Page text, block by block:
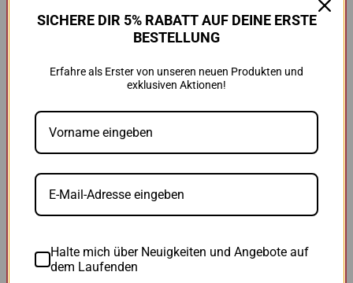
Turbolader Audi A8
Turbolader Audi Q2
Turbolader Audi Q5
Turbolader Audi Q7
Turbolader Audi TT
BMW
BMW B47
BMW M47
BMW M57
BMW N47
BMW 118d
BMW 120d
SICHERE DIR 5% RABATT AUF DEINE ERSTE
BESTELLUNG
Erfahre als Erster von unseren neuen Produkten und
exklusiven Aktionen!
Halte mich über Neuigkeiten und Angebote auf
dem Laufenden